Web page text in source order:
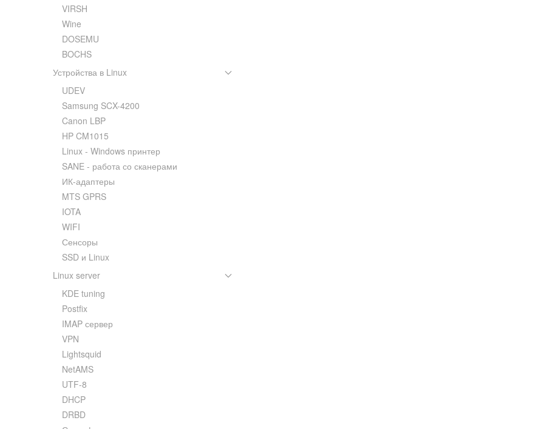
VIRSH
Wine
DOSEMU
BOCHS
Устройства в Linux
UDEV
Samsung SCX-4200
Canon LBP
HP CM1015
Linux - Windows принтер
SANE - работа со сканерами
ИК-адаптеры
MTS GPRS
IOTA
WIFI
Сенсоры
SSD и Linux
Linux server
KDE tuning
Postfix
IMAP сервер
VPN
Lightsquid
NetAMS
UTF-8
DHCP
DRBD